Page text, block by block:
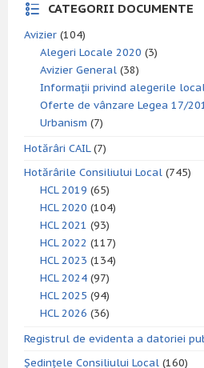
CATEGORII DOCUMENTE
Avizier (104)
Alegeri Locale 2020 (3)
Avizier General (38)
Informații privind alegerile
Oferte de vânzare Legea 17/
Urbanism (7)
Hotărâri CAIL(7)
Hotărârile Consiliului Local (745)
HCL 2019 (65)
HCL 2020 (104)
HCL 2021 (93)
HCL 2022 (117)
HCL 2023 (134)
HCL 2024 (97)
HCL 2025 (94)
HCL 2026 (36)
Registrul de evidenta a datoriei
Ședințele Consiliului Local (160)